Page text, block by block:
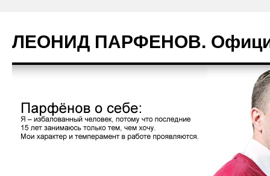
содержимому
ЛЕОНИД ПАРФЕНОВ.